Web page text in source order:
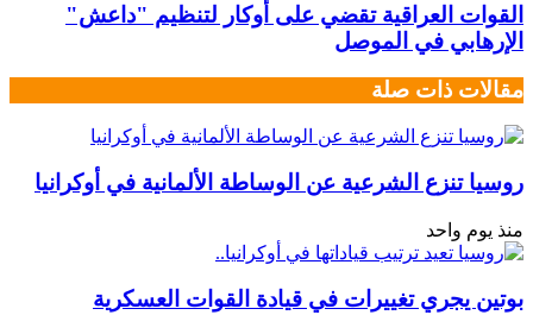
القوات العراقية تقضي على أوكار لتنظيم "داعش"
الإرهابي في الموصل
مقالات ذات صلة
روسيا تنزع الشرعية عن الوساطة الألمانية في أوكرانيا
منذ يوم واحد
بوتين يجري تغييرات في قيادة القوات العسكرية